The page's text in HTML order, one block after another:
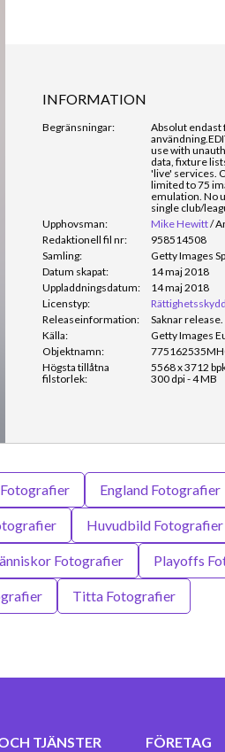
INFORMATION
Begränsningar:
Absolut
användning.
use with
data, fixture
'live' services.
limited to 75
emulation. No
single club/
Upphovsman:
Mike Hewitt/
Redaktionell fil nr:
958514508
Samling:
Getty Images
Datum skapat:
14 maj 2018
Uppladdningsdatum:
14 maj 2018
Licenstyp:
Releaseinformation:
Saknar release.
Källa:
Getty Images
Objektnamn:
Högsta tillåtna
filstorlek:
5568 x 3712
300 dpi - 4 MB
Fotografier England Fotografier
Huvudbild Fotografier
Fotografier Playoffs
Titta Fotografier
TJÄNSTER FÖRETAG